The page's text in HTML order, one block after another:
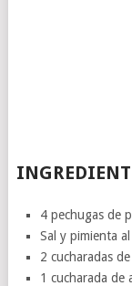
4 pechugas de
Sal y pimienta
2 cucharadas
1 cucharada de